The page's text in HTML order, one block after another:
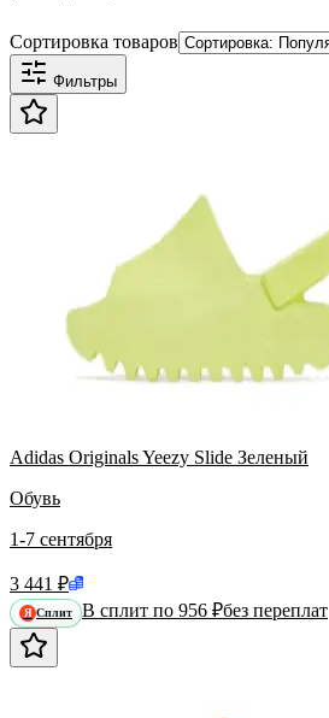
Сортировка товаров
Фильтры
Adidas Originals Yeezy Slide Зеленый
Обувь
1-7 сентября
3 441 ₽
Я Сплит В сплит по 956 ₽без переплат